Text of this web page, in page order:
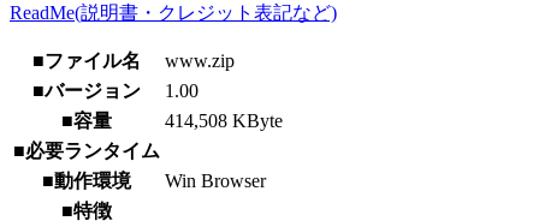
ReadMe(説明書・クレジット表記など)
■ファイル名
www.zip
■バージョン
1.00
■容量
414,508 KByte
■必要ランタイム
■動作環境
Win Browser
■特徴